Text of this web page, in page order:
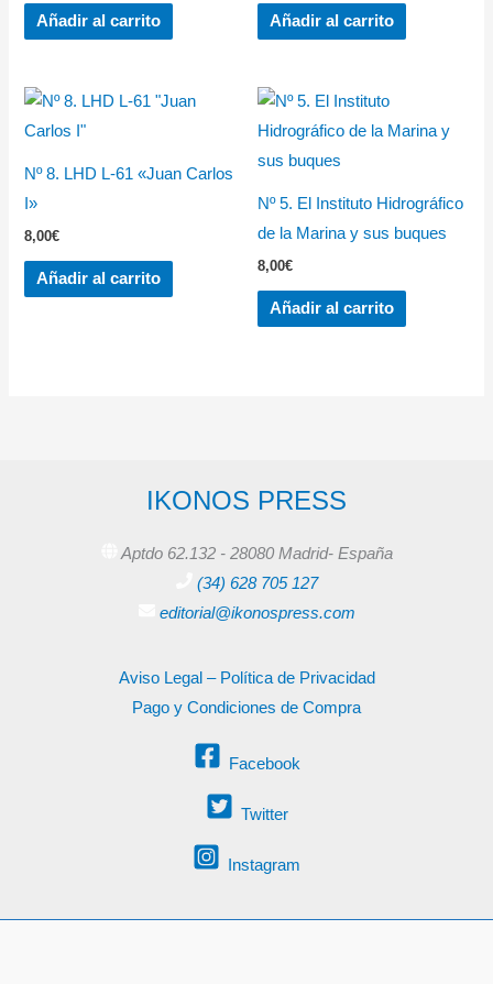
Añadir al carrito Añadir al carrito
Nº 8. LHD L-61 «Juan Carlos
I»
8,00€
Añadir al carrito
Nº 5. El Instituto Hidrográfico
de la Marina y sus buques
8,00€
Añadir al carrito
IKONOS PRESS
Aptdo 62.132 - 28080 Madrid- España
(34) 628 705 127
editorial@ikonospress.com
Aviso Legal – Política de Privacidad
Pago y Condiciones de Compra
Facebook
Twitter
Instagram